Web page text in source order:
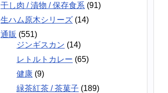
干し肉 / 漬物 / 保存食系 (91)
生ハム原木シリーズ (14)
通販 (551)
ジンギスカン (14)
レトルトカレー (65)
健康 (9)
緑茶紅茶 / 茶菓子 (189)